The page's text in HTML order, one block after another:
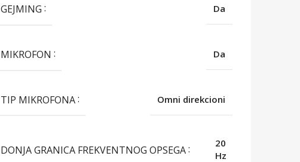
GEJMING Da
MIKROFON Da
TIP MIKROFONA Omni direkcioni
DONJA GRANICA FREKVENTNOG OPSEGA
20
Hz